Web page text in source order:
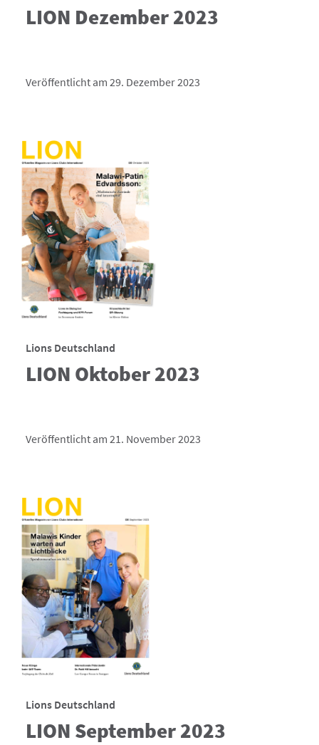
LION Dezember 2023
Veröffentlicht am 29. Dezember 2023
Lions Deutschland
LION Oktober 2023
Veröffentlicht am 21. November 2023
Lions Deutschland
LION September 2023